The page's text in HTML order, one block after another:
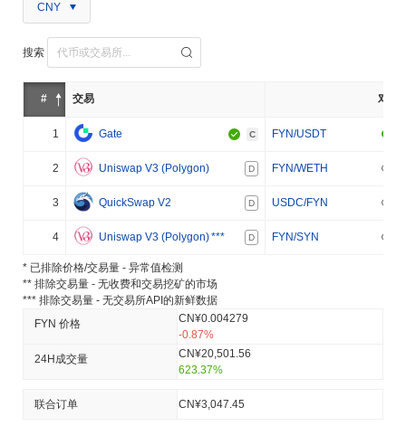
CNY
搜索
# 交易 对
1 Gate C FYN/USDT
2 Uniswap V3 (Polygon) D FYN/WETH
3 QuickSwap V2 D USDC/FYN
4 Uniswap V3 (Polygon)*** D FYN/SYN
* 已排除价格/交易量 - 异常值检测
** 排除交易量 - 无收费和交易挖矿的市场
*** 排除交易量 - 无交易所API的新鲜数据
FYN 价格
CN¥0.004279
-0.87%
24H成交量
CN¥20,501.56
623.37%
联合订单 CN¥3,047.45